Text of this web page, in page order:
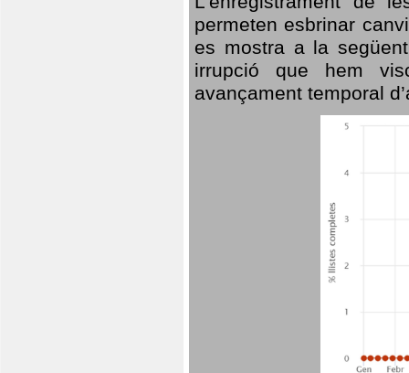
permeten esbrinar
es mostra a la
irrupció que hem
avançament temporal